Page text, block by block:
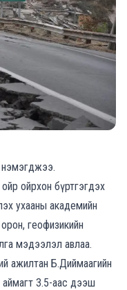
нэмэгджээ.
ойр ойрхон бүртгэгдэх
ухааны академийн
геофизикийн
мэдээлэл авлаа.
ажилтан Б.Диймаагийн
3.5-аас дээш